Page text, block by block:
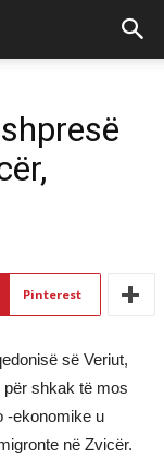
Pinterest
së Veriut,
shkak të mos
-ekonomike u
në Zvicër.